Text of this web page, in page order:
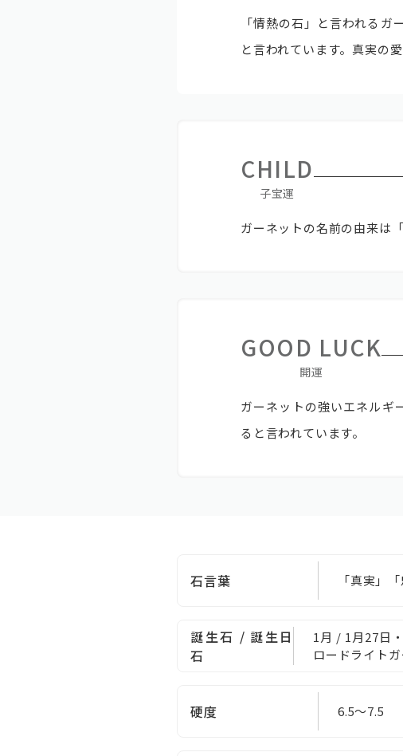
「情熱の石」と言われる
と言われています。真実の
CHILD
子宝運
ガーネットの名前の由来は
GOOD LUCK
開運
ガーネットの強いエネルギ
ると言われています。
石言葉 「真実」
誕生石 / 誕生日
石
1月 / 1月27日
ロードライト
硬度 6.5～7.5